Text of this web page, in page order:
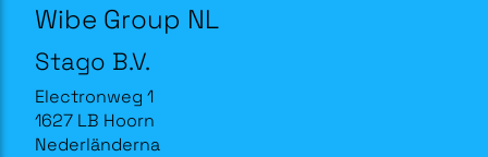
Wibe Group NL
Stago B.V.
Electronweg 1
1627 LB Hoorn
Nederländerna